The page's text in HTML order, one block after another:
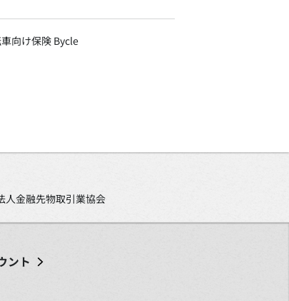
向け保険 Bycle
人金融先物取引業協会
ント